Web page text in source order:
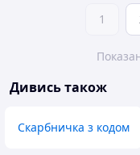
1
Дивись також
Скарбничка з кодом